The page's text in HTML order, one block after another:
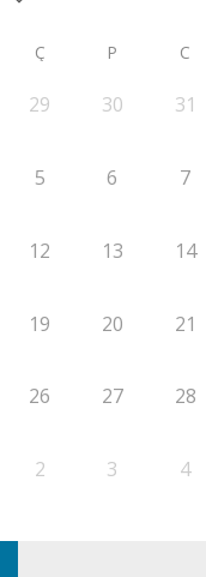
Ç P C
29 30 31
5 6 7
12 13 14
19 20 21
26 27 28
2 3 4